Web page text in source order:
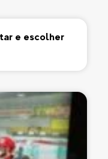
e escolher